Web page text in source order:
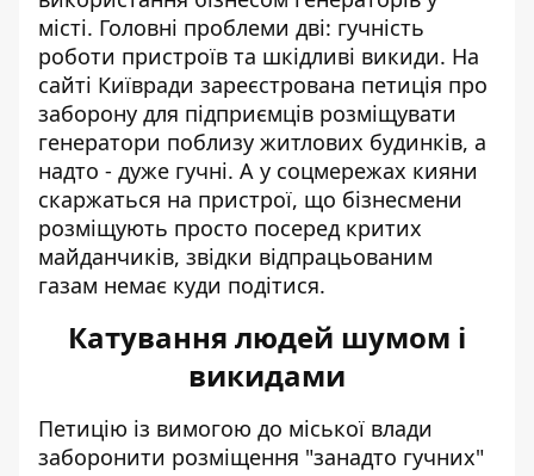
місті. Головні проблеми дві: гучність
роботи пристроїв та шкідливі викиди. На
сайті Київради зареєстрована петиція про
заборону для підприємців розміщувати
генератори поблизу житлових будинків, а
надто - дуже гучні. А у соцмережах кияни
скаржаться на пристрої, що бізнесмени
розміщують просто посеред критих
майданчиків, звідки відпрацьованим
газам немає куди подітися.
Катування людей шумом і
викидами
Петицію із вимогою до міської влади
заборонити розміщення "занадто гучних"